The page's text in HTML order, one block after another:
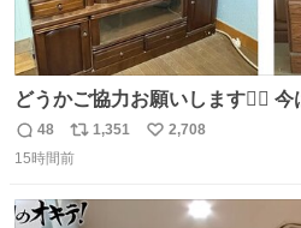
どうかご協力お願いします🙇‍♂️ 今は亡き祖父母の家の取り壊
しが決まり、どうしても処分し
引き取り手を探しております この2つは私の祖母が当初一
さで亡くなりましたが、この家
返
信
48
リ
ポ
ト
1,351
い
2,708
15時間前